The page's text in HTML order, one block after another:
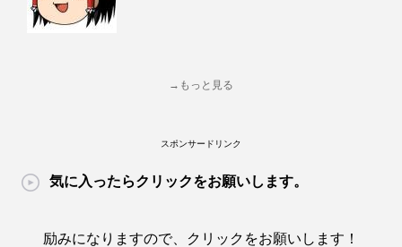
→もっと見る
スポンサードリンク
気に入ったらクリックをお願いします。
励みになりますので、クリックをお願いします！